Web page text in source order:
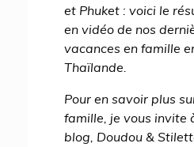
et Phuket : voici le
en vidéo de nos
vacances en famille
Thaïlande.
Pour en savoir plus
famille, je vous invite
blog, Doudou &